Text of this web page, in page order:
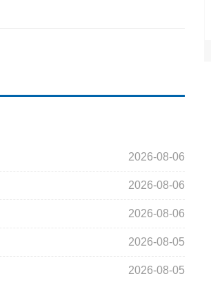
2026-08-06
2026-08-06
2026-08-06
2026-08-05
2026-08-05